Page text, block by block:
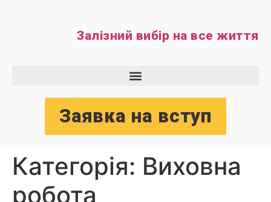
Залізний вибір на все життя
Заявка на вступ
Категорія: Виховна
робота